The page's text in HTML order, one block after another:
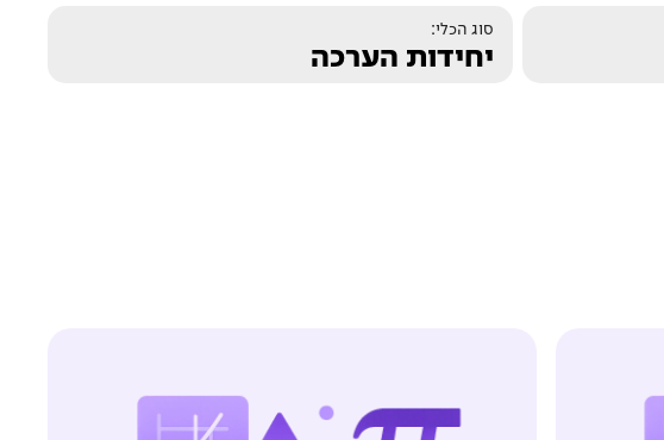
סוג הכלי:
יחידות הערכה